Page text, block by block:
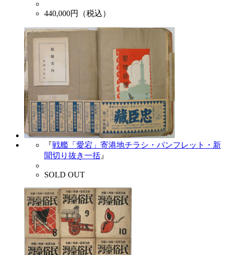
440,000円（税込）
『戦艦「愛宕」寄港地チラシ・パンフレット・新
聞切り抜き一括 』
SOLD OUT